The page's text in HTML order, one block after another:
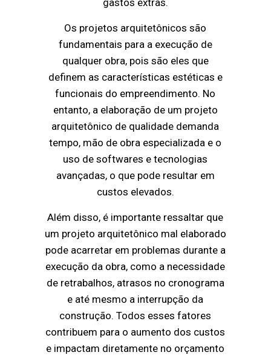
Os projetos arquitetônicos são
fundamentais para a execução de
qualquer obra, pois são eles que
definem as características estéticas e
funcionais do empreendimento. No
entanto, a elaboração de um projeto
arquitetônico de qualidade demanda
tempo, mão de obra especializada e o
uso de softwares e tecnologias
avançadas, o que pode resultar em
custos elevados.
Além disso, é importante ressaltar que
um projeto arquitetônico mal elaborado
pode acarretar em problemas durante a
execução da obra, como a necessidade
de retrabalhos, atrasos no cronograma
e até mesmo a interrupção da
construção. Todos esses fatores
contribuem para o aumento dos custos
e impactam diretamente no orçamento